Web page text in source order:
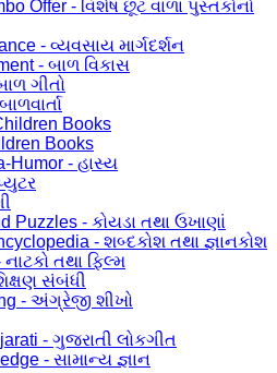
Offer - વિશેષ છૂટ વાળા પુસ્તકોનો
- વ્યવસાય માર્ગદર્શન
- બાળ વિકાસ
ગીતો
Books
Books
Humor - હાસ્ય
Puzzles - કોયડા તથા ઉખાણાં
- શબ્દકોશ તથા જ્ઞાનકોશ
તથા ફિલ્મ
સંબંધી
- અંગ્રેજી શીખો
- ગુજરાતી લોકગીત
- સામાન્ય જ્ઞાન